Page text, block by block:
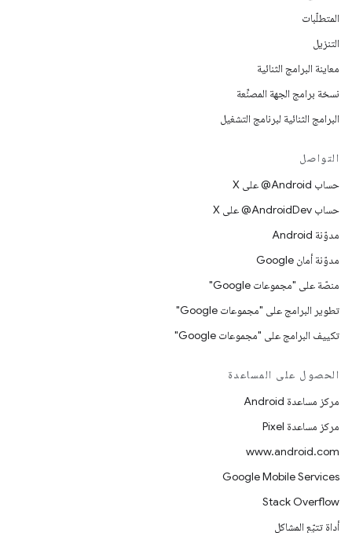
المتطلّبات
التنزيل
معاينة البرامج الثنائية
نسخة برامج الجهة المصنِّعة
البرامج الثنائية لبرنامج التشغيل
التواصل
حساب ‎@Android على X
حساب ‎@AndroidDev على X
مدوّنة Android
مدوّنة أمان Google
منصّة على "مجموعات Google"
تطوير البرامج على "مجموعات Google"
تكييف البرامج على "مجموعات Google"
الحصول على المساعدة
مركز مساعدة Android
مركز مساعدة Pixel
www.android.com
Google Mobile Services
Stack Overflow
أداة تتبّع المشاكل